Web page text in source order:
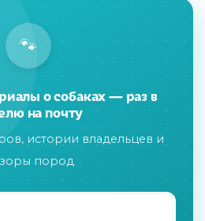
🐾
о собаках — раз в
на почту
истории владельцев и
пород